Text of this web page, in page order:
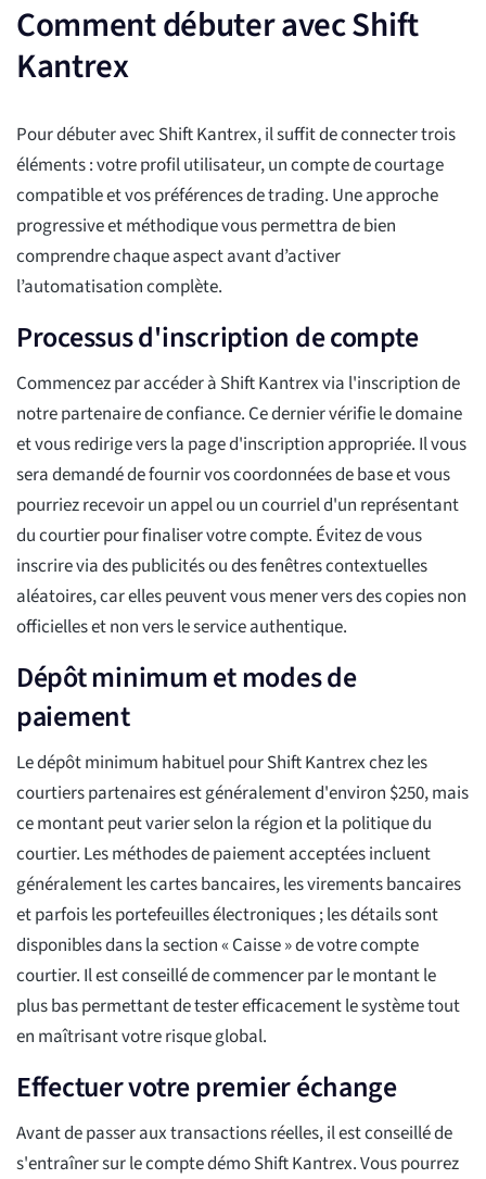
Comment débuter avec Shift
Kantrex
Pour débuter avec Shift Kantrex, il suffit de connecter trois
éléments : votre profil utilisateur, un compte de courtage
compatible et vos préférences de trading. Une approche
progressive et méthodique vous permettra de bien
comprendre chaque aspect avant d’activer
l’automatisation complète.
Processus d'inscription de compte
Commencez par accéder à Shift Kantrex via l'inscription de
notre partenaire de confiance. Ce dernier vérifie le domaine
et vous redirige vers la page d'inscription appropriée. Il vous
sera demandé de fournir vos coordonnées de base et vous
pourriez recevoir un appel ou un courriel d'un représentant
du courtier pour finaliser votre compte. Évitez de vous
inscrire via des publicités ou des fenêtres contextuelles
aléatoires, car elles peuvent vous mener vers des copies non
officielles et non vers le service authentique.
Dépôt minimum et modes de
paiement
Le dépôt minimum habituel pour Shift Kantrex chez les
courtiers partenaires est généralement d'environ $250, mais
ce montant peut varier selon la région et la politique du
courtier. Les méthodes de paiement acceptées incluent
généralement les cartes bancaires, les virements bancaires
et parfois les portefeuilles électroniques ; les détails sont
disponibles dans la section « Caisse » de votre compte
courtier. Il est conseillé de commencer par le montant le
plus bas permettant de tester efficacement le système tout
en maîtrisant votre risque global.
Effectuer votre premier échange
Avant de passer aux transactions réelles, il est conseillé de
s'entraîner sur le compte démo Shift Kantrex. Vous pourrez